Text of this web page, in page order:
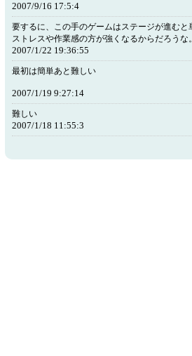
2007/9/16 17:5:4
要するに、この手のゲームはステージが進むと
ストレスや作業感の方が強くなるからだろうな。
2007/1/22 19:36:55
最初は簡単あと難しい
2007/1/19 9:27:14
難しい
2007/1/18 11:55:3